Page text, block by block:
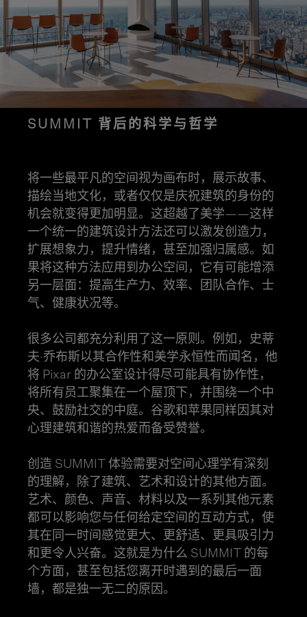
SUMMIT 背后的科学与哲学
将一些最平凡的空间视为画布时，展示故事、
描绘当地文化，或者仅仅是庆祝建筑的身份的
机会就变得更加明显。这超越了美学——这样
一个统一的建筑设计方法还可以激发创造力，
扩展想象力，提升情绪，甚至加强归属感。如
果将这种方法应用到办公空间，它有可能增添
另一层面：提高生产力、效率、团队合作、士
气、健康状况等。
很多公司都充分利用了这一原则。例如，史蒂
夫·乔布斯以其合作性和美学永恒性而闻名，他
将 Pixar 的办公室设计得尽可能具有协作性，
将所有员工聚集在一个屋顶下，并围绕一个中
央、鼓励社交的中庭。谷歌和苹果同样因其对
心理建筑和谐的热爱而备受赞誉。
创造 SUMMIT 体验需要对空间心理学有深刻
的理解，除了建筑、艺术和设计的其他方面。
艺术、颜色、声音、材料以及一系列其他元素
都可以影响您与任何给定空间的互动方式，使
其在同一时间感觉更大、更舒适、更具吸引力
和更令人兴奋。这就是为什么 SUMMIT 的每
个方面，甚至包括您离开时遇到的最后一面
墙，都是独一无二的原因。